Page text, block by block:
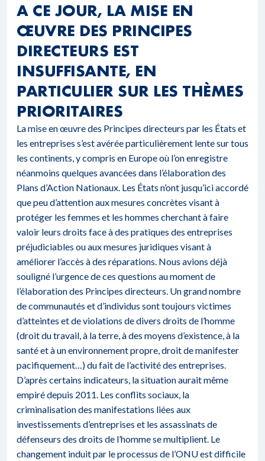
A CE JOUR, LA MISE EN
ŒUVRE DES PRINCIPES
DIRECTEURS EST
INSUFFISANTE, EN
PARTICULIER SUR LES THÈMES
PRIORITAIRES
La mise en œuvre des Principes directeurs par les États et
les entreprises s’est avérée particulièrement lente sur tous
les continents, y compris en Europe où l’on enregistre
néanmoins quelques avancées dans l’élaboration des
Plans d’Action Nationaux. Les États n’ont jusqu’ici accordé
que peu d’attention aux mesures concrètes visant à
protéger les femmes et les hommes cherchant à faire
valoir leurs droits face à des pratiques des entreprises
préjudiciables ou aux mesures juridiques visant à
améliorer l’accès à des réparations. Nous avions déjà
souligné l’urgence de ces questions au moment de
l’élaboration des Principes directeurs. Un grand nombre
de communautés et d’individus sont toujours victimes
d’atteintes et de violations de divers droits de l’homme
(droit du travail, à la terre, à des moyens d’existence, à la
santé et à un environnement propre, droit de manifester
pacifiquement…) du fait de l’activité des entreprises.
D’après certains indicateurs, la situation aurait même
empiré depuis 2011. Les conflits sociaux, la
criminalisation des manifestations liées aux
investissements d’entreprises et les assassinats de
défenseurs des droits de l’homme se multiplient. Le
changement induit par le processus de l’ONU est difficile